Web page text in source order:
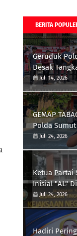
BERITA
Geruduk
Desak
ZNT, SML,
Emas Ilegal
Juli 14, 2026
GEMAP
Polda
Sekda
Juli 24, 2026
Ketua Partai
Inisial "AL"
"Rampok
Panggilan
Juli 24, 2026
Hadiri